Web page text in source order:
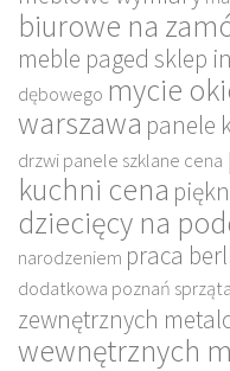
biurowe na
meble paged sklep
dębowego mycie
warszawa panele
drzwipanele szklane cena
kuchni cena
dziecięcy na
narodzeniem praca
dodatkowa poznań
zewnętrznych
wewnętrznych